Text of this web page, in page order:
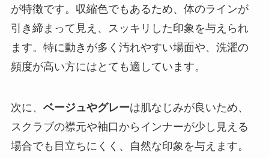
が特徴です。収縮色でもあるため、体のラインが
引き締まって見え、スッキリした印象を与えられ
ます。特に動きが多く汚れやすい場面や、洗濯の
頻度が高い方にはとても適しています。
次に、 ベージュやグレーは肌なじみが良いため、
スクラブの襟元や袖口からインナーが少し見える
場合でも目立ちにくく、自然な印象を与えます。